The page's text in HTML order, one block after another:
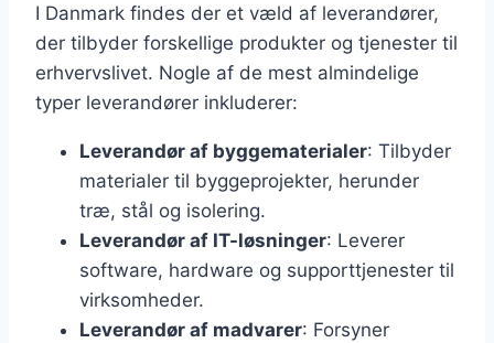
I Danmark findes der et væld af leverandører,
der tilbyder forskellige produkter og tjenester til
erhvervslivet. Nogle af de mest almindelige
typer leverandører inkluderer:
Leverandør af byggematerialer: Tilbyder
materialer til byggeprojekter, herunder
træ, stål og isolering.
Leverandør af IT-løsninger: Leverer
software, hardware og supporttjenester til
virksomheder.
Leverandør af madvarer: Forsyner